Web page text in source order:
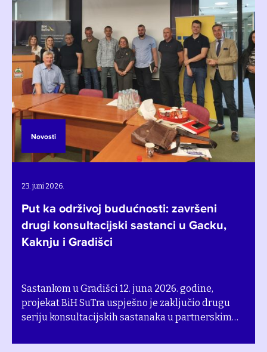
Novosti
28. maj 2026.
Bh. zajednice u posjeti Švedskoj
prikupljaju ideje o održivoj poljoprivredi
Predstavnici iz sedam partnerskih opština i
gradova u Bosni i Hercegovini prošle sedmice su
doputovali u Švedsku u okviru studijske posjete
Štokholmski institut za okoliš (SEI).